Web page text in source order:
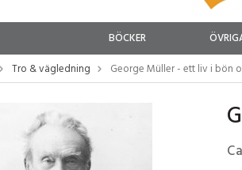
BÖCKER
Tro & vägledning George Müller - ett liv i bön